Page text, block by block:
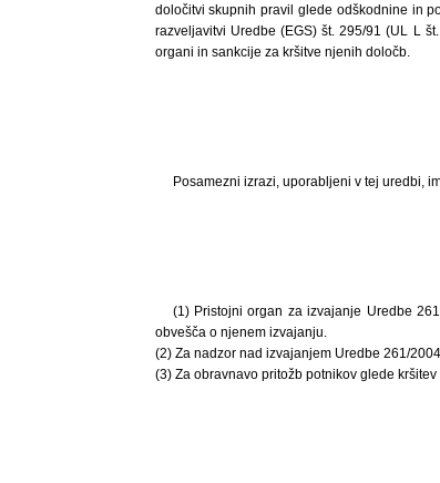
določitvi skupnih pravil glede odškodnine in
razveljavitvi Uredbe (EGS) št. 295/91 (UL L
organi in sankcije za kršitve njenih določb.
Posamezni izrazi, uporabljeni v tej uredbi,
(1) Pristojni organ za izvajanje Uredbe
obvešča o njenem izvajanju.
(2) Za nadzor nad izvajanjem Uredbe 261/
(3) Za obravnavo pritožb potnikov glede